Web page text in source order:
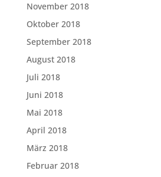
November 2018
Oktober 2018
September 2018
August 2018
Juli 2018
Juni 2018
Mai 2018
April 2018
März 2018
Februar 2018